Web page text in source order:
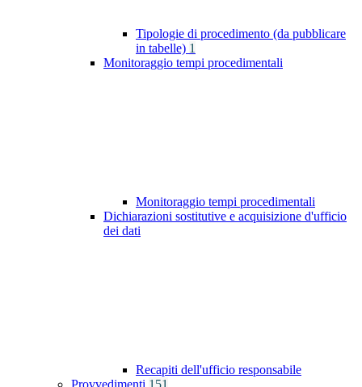
Tipologie di procedimento (da pubblicare
in tabelle) 1
Monitoraggio tempi procedimentali
Monitoraggio tempi procedimentali
Dichiarazioni sostitutive e acquisizione d'ufficio
dei dati
Recapiti dell'ufficio responsabile